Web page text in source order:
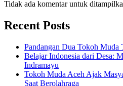
Tidak ada komentar untuk
Recent Posts
Pandangan Dua Tokoh
Belajar Indonesia dari Desa:
Indramayu
Tokoh Muda Aceh Ajak
Saat Berolahraga